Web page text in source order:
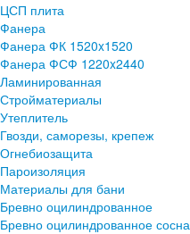
ЦСП плита
Фанера
Фанера ФК 1520x1520
Фанера ФСФ 1220x2440
Ламинированная
Стройматериалы
Утеплитель
Гвозди, саморезы, крепеж
Огнебиозащита
Пароизоляция
Материалы для бани
Бревно оцилиндрованное
Бревно оцилиндрованное сосна